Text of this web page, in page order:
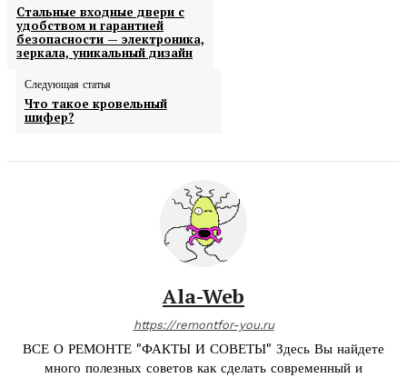
Стальные входные двери с
удобством и гарантией
безопасности — электроника,
зеркала, уникальный дизайн
Следующая статья
Что такое кровельный
шифер?
Ala-Web
https://remontfor-you.ru
ВСЕ О РЕМОНТЕ "ФАКТЫ И СОВЕТЫ" Здесь Вы найдете
много полезных советов как сделать современный и